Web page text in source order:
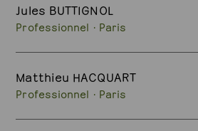
Jules BUTTIGNOL
Professionnel · Paris
Matthieu HACQUART
Professionnel · Paris